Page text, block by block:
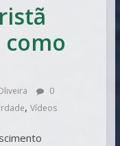
0
, Vídeos